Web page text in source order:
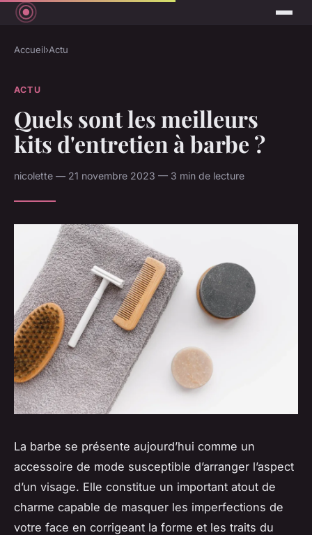
Accueil›Actu
ACTU
Quels sont les meilleurs
kits d'entretien à barbe ?
nicolette — 21 novembre 2023 — 3 min de lecture
La barbe se présente aujourd’hui comme un
accessoire de mode susceptible d’arranger l’aspect
d’un visage. Elle constitue un important atout de
charme capable de masquer les imperfections de
votre face en corrigeant la forme et les traits du